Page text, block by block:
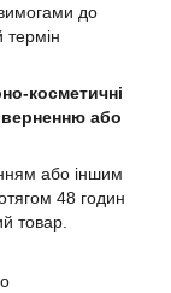
вимогами до
косметичні
або
або іншим
48 годин
товар.